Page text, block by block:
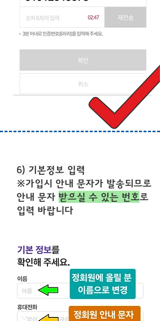
6) 기본정보 입력
※가입시 안내 문자가 발송되므로
안내 문자 받으실 수 있는 번호로
입력 바랍니다